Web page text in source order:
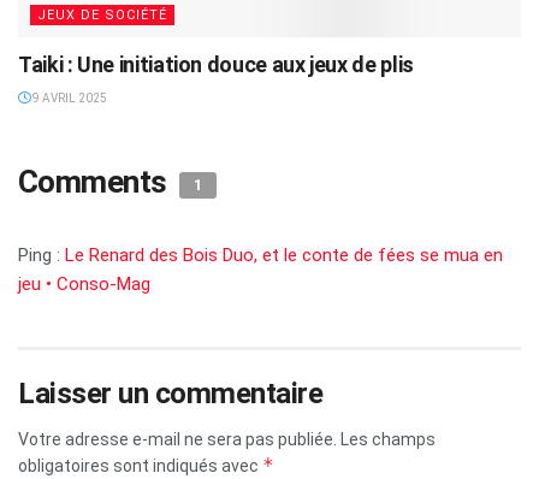
JEUX DE SOCIÉTÉ
Taiki : Une initiation douce aux jeux de plis
9 AVRIL 2025
Comments 1
Ping : Le Renard des Bois Duo, et le conte de fées se mua en
jeu • Conso-Mag
Laisser un commentaire
Votre adresse e-mail ne sera pas publiée. Les champs
obligatoires sont indiqués avec *